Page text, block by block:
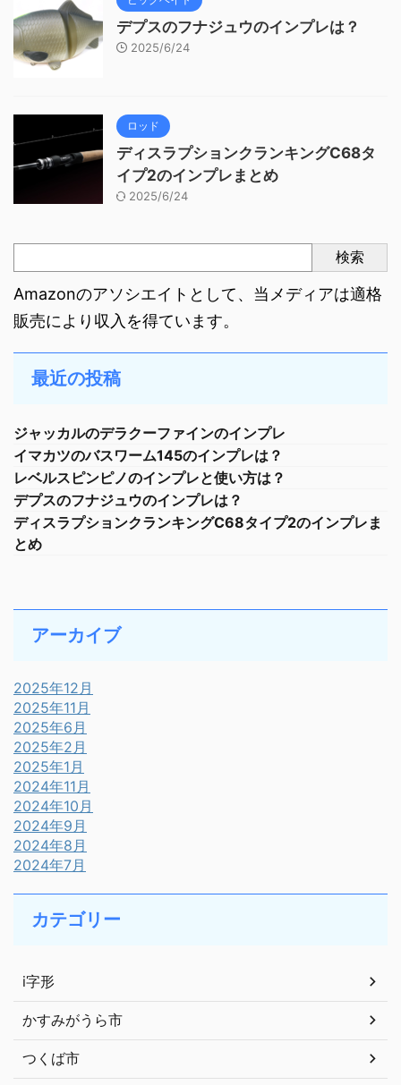
デプスのフナジュウのインプレは？
2025/6/24
ロッド
ディスラプションクランキングC68タ
イプ2のインプレまとめ
2025/6/24
検索
Amazonのアソシエイトとして、当メディアは適格
販売により収入を得ています。
最近の投稿
ジャッカルのデラクーファインのインプレ
イマカツのバスワーム145のインプレは？
レベルスピンピノのインプレと使い方は？
デプスのフナジュウのインプレは？
ディスラプションクランキングC68タイプ2のインプレま
とめ
アーカイブ
2025年12月
2025年11月
2025年6月
2025年2月
2025年1月
2024年11月
2024年10月
2024年9月
2024年8月
2024年7月
カテゴリー
i字形
かすみがうら市
つくば市